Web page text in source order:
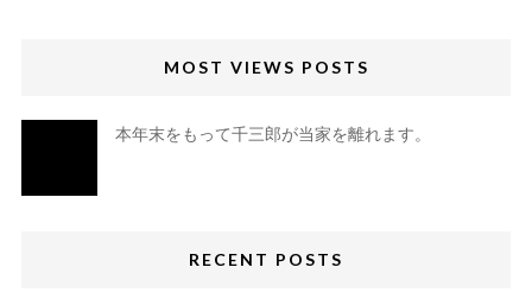
MOST VIEWS POSTS
本年末をもって千三郎が当家を離れます。
RECENT POSTS